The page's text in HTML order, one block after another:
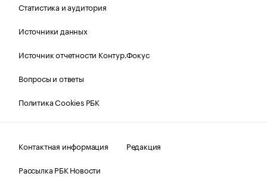
Статистика и аудитория
Источники данных
Источник отчетности Контур.Фокус
Вопросы и ответы
Политика Cookies РБК
Контактная информация
Редакция
Рассылка РБК Новости